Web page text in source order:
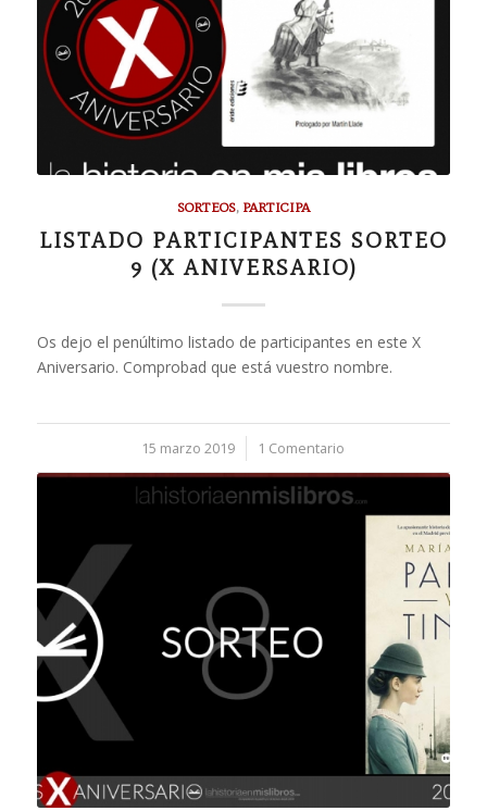
SORTEOS, PARTICIPA
LISTADO PARTICIPANTES SORTEO
9 (X ANIVERSARIO)
Os dejo el penúltimo listado de participantes en este X
Aniversario. Comprobad que está vuestro nombre.
15 marzo 2019
/ 1 Comentario